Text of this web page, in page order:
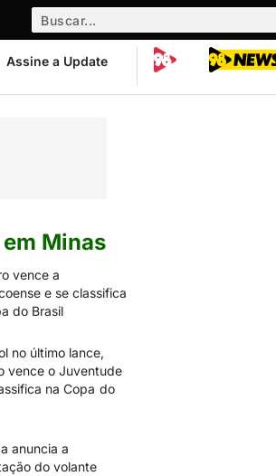
Assine a Update
Minas
vence a
e se classifica
do Brasil
no último lance,
vence o Juventude
na Copa do
anuncia a
do volante